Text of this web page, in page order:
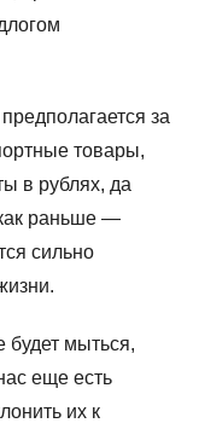
за
товары,
в рублях, да
раньше —
сильно
будет мыться,
еще есть
их к